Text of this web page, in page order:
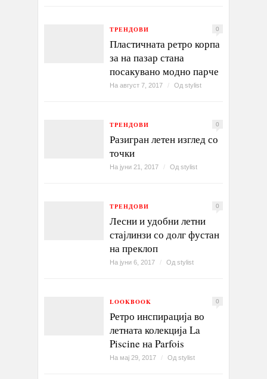
ТРЕНДОВИ 0
Пластичната ретро корпа
за на пазар стана
посакувано модно парче
На август 7, 2017 / Од stylist
ТРЕНДОВИ 0
Разигран летен изглед со
точки
На јуни 21, 2017 / Од stylist
ТРЕНДОВИ 0
Лесни и удобни летни
стајлинзи со долг фустан
на преклоп
На јуни 6, 2017 / Од stylist
LOOKBOOK 0
Ретро инспирација во
летната колекција La
Piscine на Parfois
На мај 29, 2017 / Од stylist